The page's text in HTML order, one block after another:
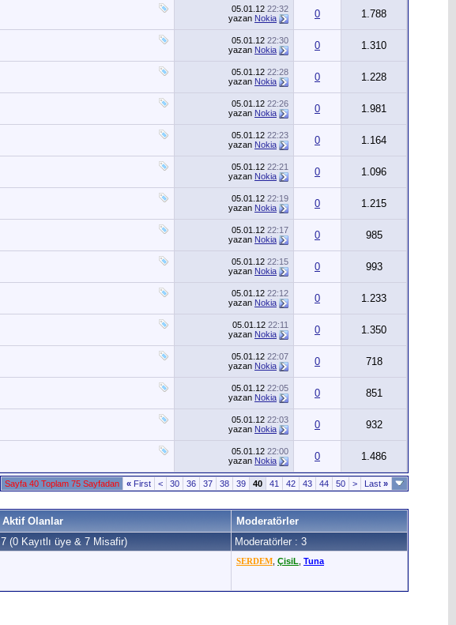
05.01.12 22:32
yazan Nokia 0 1.788
05.01.12 22:30
yazan Nokia 0 1.310
05.01.12 22:28
yazan Nokia 0 1.228
05.01.12 22:26
yazan Nokia 0 1.981
05.01.12 22:23
yazan Nokia 0 1.164
05.01.12 22:21
yazan Nokia 0 1.096
05.01.12 22:19
yazan Nokia 0 1.215
05.01.12 22:17
yazan Nokia 0 985
05.01.12 22:15
yazan Nokia 0 993
05.01.12 22:12
yazan Nokia 0 1.233
05.01.12 22:11
yazan Nokia 0 1.350
05.01.12 22:07
yazan Nokia 0 718
05.01.12 22:05
yazan Nokia 0 851
05.01.12 22:03
yazan Nokia 0 932
05.01.12 22:00
yazan Nokia 0 1.486
Sayfa 40 Toplam 75 Sayfadan « First < 30 36 37 38 39 40 41 42 43 44 50 > Last »
Aktif Olanlar
Moderatörler
7 (0 Kayıtlı üye & 7 Misafir) Moderatörler : 3
SERDEM ÇisiL Tuna